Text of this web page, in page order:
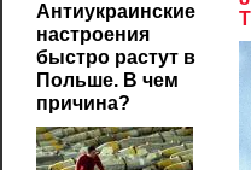
Антиукраинские
настроения
быстро растут в
Польше. В чем
причина?